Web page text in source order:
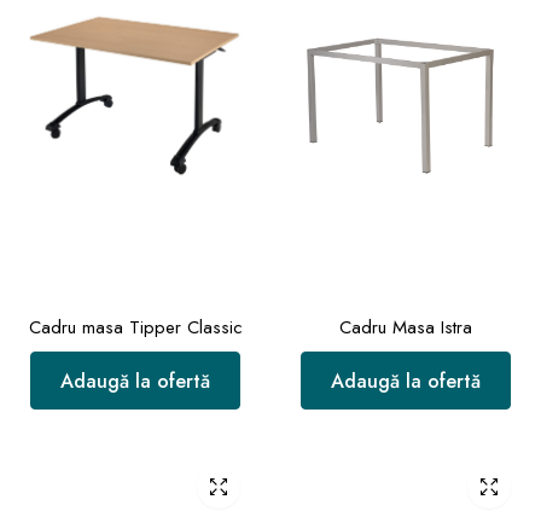
Cadru masa Tipper Classic
Adaugă la ofertă
Cadru Masa Istra
Adaugă la ofertă